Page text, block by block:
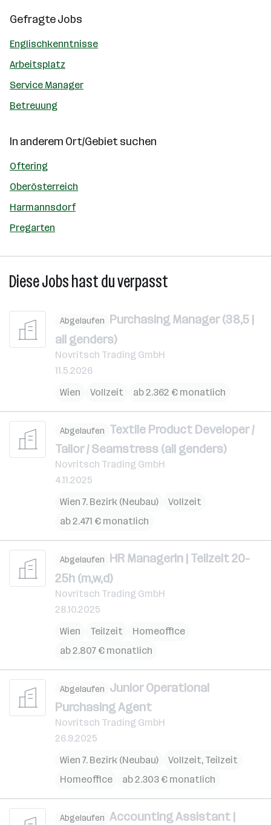
Gefragte Jobs
Englischkenntnisse
Arbeitsplatz
Service Manager
Betreuung
In anderem Ort/Gebiet suchen
Oftering
Oberösterreich
Harmannsdorf
Pregarten
Diese Jobs hast du verpasst
Abgelaufen Purchasing Manager (38,5 |
all genders)
Novritsch Trading GmbH
11.5.2026
Wien
Vollzeit ab 2.362 € monatlich
Abgelaufen Textile Product Developer /
Tailor / Seamstress (all genders)
Novritsch Trading GmbH
4.11.2025
Wien 7. Bezirk (Neubau)
Vollzeit
ab 2.471 € monatlich
Abgelaufen HR ManagerIn | Teilzeit 20-
25h (m,w,d)
Novritsch Trading GmbH
28.10.2025
Wien
Teilzeit
Homeoffice
ab 2.807 € monatlich
Abgelaufen Junior Operational
Purchasing Agent
Novritsch Trading GmbH
26.9.2025
Wien 7. Bezirk (Neubau)
Vollzeit, Teilzeit
Homeoffice
ab 2.303 € monatlich
Abgelaufen Accounting Assistant |